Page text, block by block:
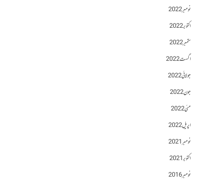
نومبر 2022
اکتوبر 2022
ستمبر 2022
اگست 2022
جولائی 2022
جون 2022
مئی 2022
اپریل 2022
نومبر 2021
اکتوبر 2021
نومبر 2016